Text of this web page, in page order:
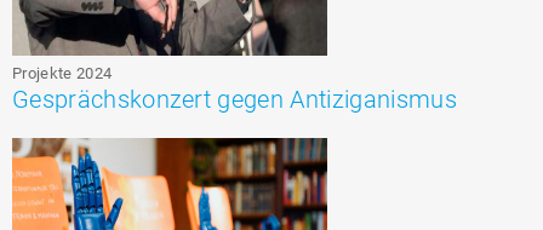
Projekte 2024
Gesprächskonzert gegen Antiziganismus